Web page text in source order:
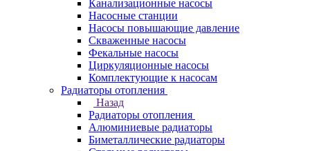
Канализационные насосы
Насосные станции
Насосы повышающие давление
Скваженные насосы
Фекальные насосы
Циркуляционные насосы
Комплектующие к насосам
Радиаторы отопления
Назад
Радиаторы отопления
Алюминиевые радиаторы
Биметаллические радиаторы